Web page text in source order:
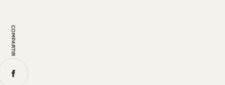
COMPARTIR